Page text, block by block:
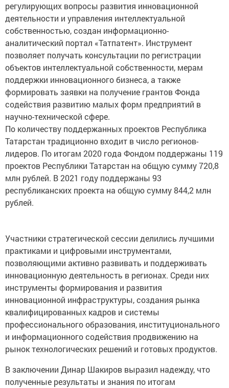
регулирующих вопросы развития инновационной
деятельности и управления интеллектуальной
собственностью, создан информационно-
аналитический портал «Татпатент». Инструмент
позволяет получать консультации по регистрации
объектов интеллектуальной собственности, мерам
поддержки инновационного бизнеса, а также
формировать заявки на получение грантов Фонда
содействия развитию малых форм предприятий в
научно-технической сфере.
По количеству поддержанных проектов Республика
Татарстан традиционно входит в число регионов-
лидеров. По итогам 2020 года Фондом поддержаны 119
проектов Республики Татарстан на общую сумму 720,8
млн рублей. В 2021 году поддержаны 93
республиканских проекта на общую сумму 844,2 млн
рублей.
Участники стратегической сессии делились лучшими
практиками и цифровыми инструментами,
позволяющими активно развивать и поддерживать
инновационную деятельность в регионах. Среди них
инструменты формирования и развития
инновационной инфраструктуры, создания рынка
квалифицированных кадров и системы
профессионального образования, институционального
и информационного содействия продвижению на
рынок технологических решений и готовых продуктов.
В заключении Динар Шакиров выразил надежду, что
полученные результаты и знания по итогам